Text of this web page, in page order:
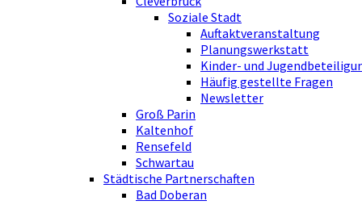
Soziale Stadt
Auftaktveranstaltung
Planungswerkstatt
Kinder- und
Häufig gestellte Fragen
Newsletter
Groß Parin
Kaltenhof
Rensefeld
Schwartau
Städtische Partnerschaften
Bad Doberan